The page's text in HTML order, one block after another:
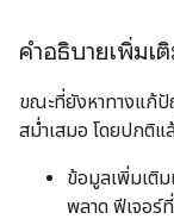
คำอธิบายเพิ่มเ
ขณะที่ยังหาทางแก้
สม่ำเสมอ โดยปกติแ
ข้อมูลเพิ่มเติ
พลาด ฟีเจอร์